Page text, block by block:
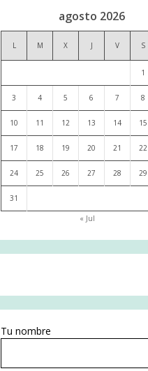
agosto 2026
L M X J V S
1
3 4 5 6 7 8
10 11 12 13 14 15
17 18 19 20 21 22
24 25 26 27 28 29
31
« Jul
Tu nombre